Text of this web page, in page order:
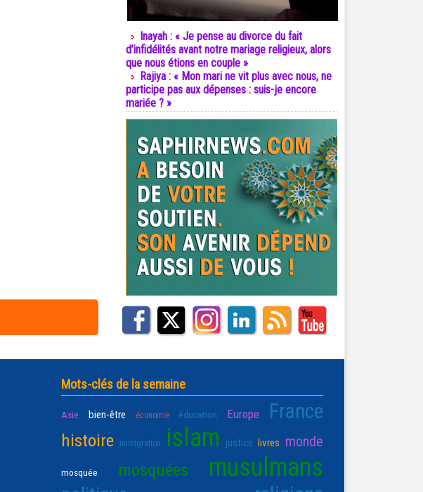
Inayah : « Je pense au divorce du fait
d’infidélités avant notre mariage religieux, alors
que nous étions en couple »
Rajiya : « Mon mari ne vit plus avec nous, ne
participe pas aux dépenses : suis-je encore
mariée ? »
Mots-clés de la semaine
Asie bien-être économie éducation Europe France
histoire immigration islam justice livres monde
mosquée mosquées musulmans